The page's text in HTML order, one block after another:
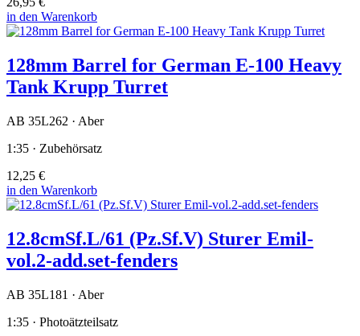
in den Warenkorb
128mm Barrel for German E-100 Heavy
Tank Krupp Turret
AB 35L262 · Aber
1:35 · Zubehörsatz
12,25 €
in den Warenkorb
12.8cmSf.L/61 (Pz.Sf.V) Sturer Emil-
vol.2-add.set-fenders
AB 35L181 · Aber
1:35 · Photoätzteilsatz